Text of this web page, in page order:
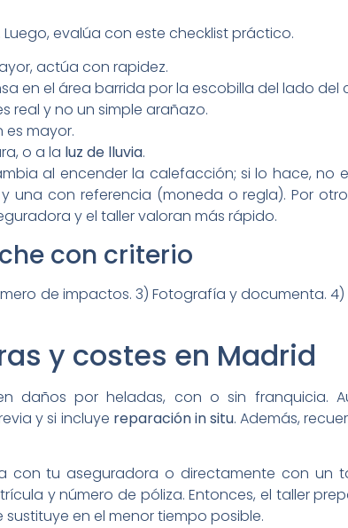
evalúa con este checklist práctico.
actúa con rapidez.
en el área barrida por la escobilla del lado del
real y no un simple arañazo.
es mayor.
o a la luz de lluvia.
al encender la calefacción; si lo hace, no
con referencia (moneda o regla). Por
y el taller valoran más rápido.
con criterio
de impactos. 3) Fotografía y documenta.
y costes en Madrid
daños por heladas, con o sin franquicia.
y si incluye reparación in situ. Además,
con tu aseguradora o directamente con un
y número de póliza. Entonces, el taller
en el menor tiempo posible.